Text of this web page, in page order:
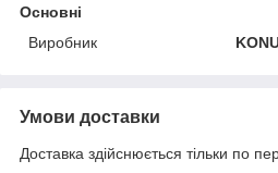
Основні
Виробник
Умови доставки
Доставка здійснюється тільки по